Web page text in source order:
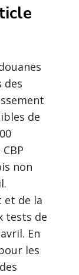
des
de
non
et de la
tests de
En
les